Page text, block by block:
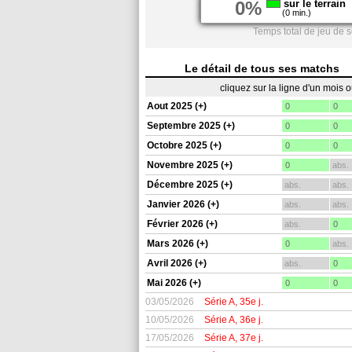
0% sur le terrain
(0 min.)
Temps total de jeu de
Le détail de tous ses matchs
cliquez sur la ligne d'un mois
Aout 2025 (+)
0 0
Septembre 2025 (+) 0 0
Octobre 2025 (+) 0 0
Novembre 2025 (+) 0 abs.
Décembre 2025 (+) abs. abs.
Janvier 2026 (+) abs. abs.
Février 2026 (+) abs. 0
Mars 2026 (+) 0 abs.
Avril 2026 (+) abs. 0
Mai 2026 (+) 0 0
03/05/2026 Série A, 35e j.
10/05/2026
Série A, 36e j.
17/05/2026
Série A, 37e j.